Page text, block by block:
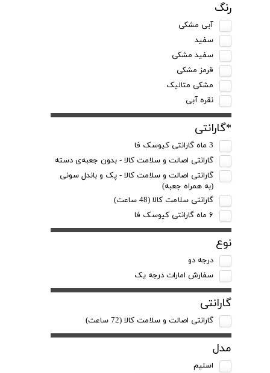
رنگ
آبی مشکی
سفید
سفید مشکی
قرمز مشکی
مشکی متالیک
نقره آبی
*گارانتی
3 ماه گارانتی کیوسک فا
گارانتی اصالت و سلامت کالا - بدون جعبه‌ی دسته
گارانتی اصالت و سلامت کالا - پک و باندل سونی
(به همراه‌ جعبه)
گارانتی سلامت کالا (48 ساعت)
۶ ماه گارانتی کیوسک‌ فا
نوع
درجه دو
سفارش امارات درجه یک
گارانتی
گارانتی اصالت و سلامت کالا (72 ساعت)
مدل
اسلیم